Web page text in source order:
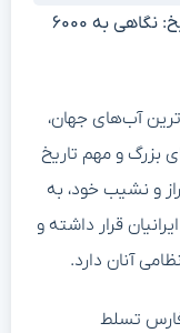
کنترل ایرانیان بر خلیج‌فارس در طول تاریخ: نگاهی به ۶۰۰۰
آب‌های جهان،
بزرگ و مهم تاریخ
و نشیب خود، به
ایرانیان قرار داشته و
آنان دارد.
تسلط